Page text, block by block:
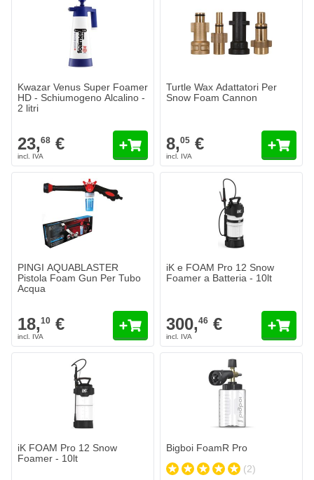
Kwazar Venus Super Foamer
HD - Schiumogeno Alcalino -
2 litri
23,68 €
Spedito domani
€
Quantità
Aggiungi
Turtle Wax Adattatori Per
Snow Foam Cannon
8,05 €
PINGI AQUABLASTER
Pistola Foam Gun Per Tubo
Acqua
18,10 €
iK e FOAM Pro 12 Snow
Foamer a Batteria - 10lt
300,46 €
iK FOAM Pro 12 Snow
Foamer - 10lt
Bigboi FoamR Pro
(2)